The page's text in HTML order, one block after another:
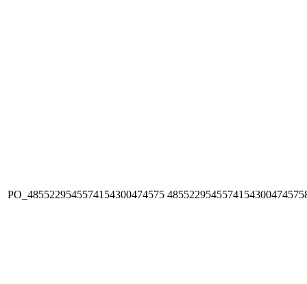
PO_4855229545574154300474575